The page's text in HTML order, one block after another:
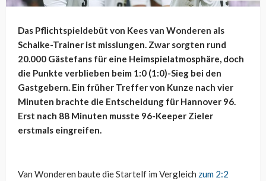
Das Pflichtspieldebüt von Kees van Wonderen als
Schalke-Trainer ist misslungen. Zwar sorgten rund
20.000 Gästefans für eine Heimspielatmosphäre, doch
die Punkte verblieben beim 1:0 (1:0)-Sieg bei den
Gastgebern. Ein früher Treffer von Kunze nach vier
Minuten brachte die Entscheidung für Hannover 96.
Erst nach 88 Minuten musste 96-Keeper Zieler
erstmals eingreifen.
Van Wonderen baute die Startelf im Vergleich zum 2:2